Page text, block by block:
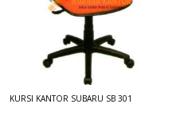
KURSI KANTOR SUBARU SB 301